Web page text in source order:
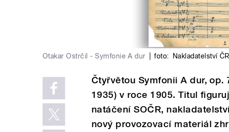
Otakar Ostrčil - Symfonie A dur foto: Nakladatelství
Čtyřvětou Symfonii A dur,
1935) v roce 1905. Titul
natáčení SOČR,
nový provozovací materiál